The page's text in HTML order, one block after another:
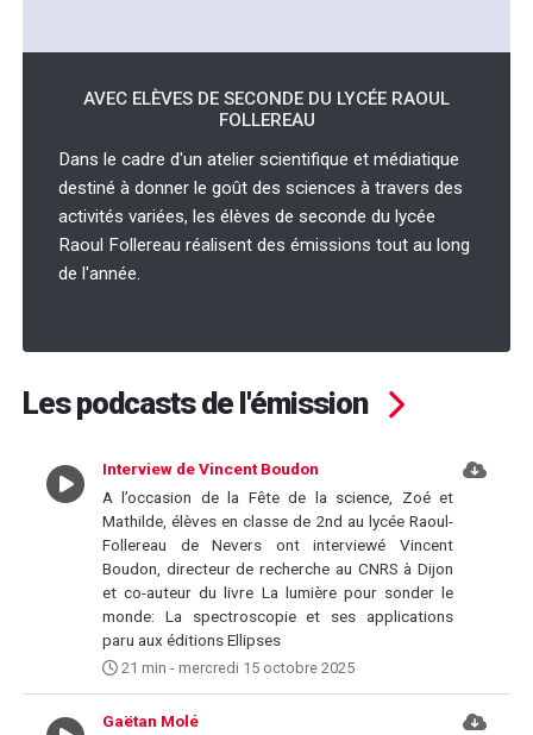
AVEC ELÈVES DE SECONDE DU LYCÉE RAOUL
FOLLEREAU
Dans le cadre d'un atelier scientifique et médiatique
destiné à donner le goût des sciences à travers des
activités variées, les élèves de seconde du lycée
Raoul Follereau réalisent des émissions tout au long
de l'année.
Les podcasts de l'émission
Interview de Vincent Boudon
A l’occasion de la Fête de la science, Zoé et
Mathilde, élèves en classe de 2nd au lycée Raoul-
Follereau de Nevers ont interviewé Vincent
Boudon, directeur de recherche au CNRS à Dijon
et co-auteur du livre La lumière pour sonder le
monde: La spectroscopie et ses applications
paru aux éditions Ellipses
21 min - mercredi 15 octobre 2025
Gaëtan Molé